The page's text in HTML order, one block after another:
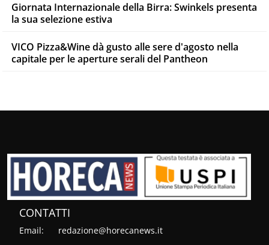
Giornata Internazionale della Birra: Swinkels presenta
la sua selezione estiva
VICO Pizza&Wine dà gusto alle sere d'agosto nella
capitale per le aperture serali del Pantheon
CONTATTI
Email: redazione@horecanews.it